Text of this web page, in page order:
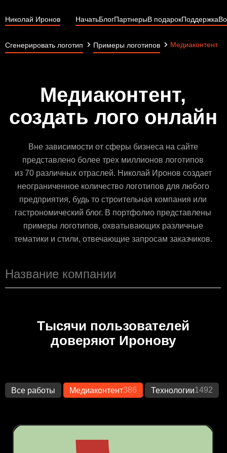
Николай Иронов НачатьБлогПартнерыВ подарокПоддержка
Сгенерировать логотип Примеры логотипов Медиаконтент
Медиаконтент,
создать лого онлайн
Вне зависимости от сферы бизнеса на сайте
представлено более трех миллионов логотипов
из 70 различных отраслей. Николай Иронов создает
неограниченное количество логотипов для любого
предприятия, будь то строительная компания или
гастрономический блог. В портфолио представлены
примеры логотипов, охватывающих различные
тематики и стили, отвечающие запросам заказчиков.
Тысячи пользователей
доверяют Иронову
Все работы Медиаконтент386 Технологии1492